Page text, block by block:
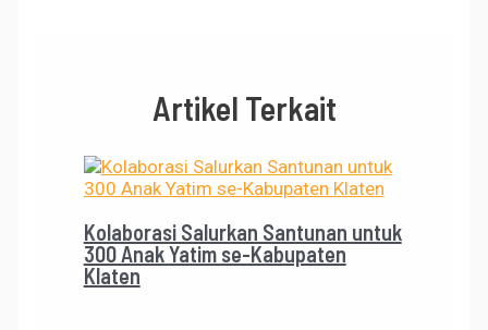
Artikel Terkait
Kolaborasi Salurkan Santunan untuk
300 Anak Yatim se-Kabupaten
Klaten